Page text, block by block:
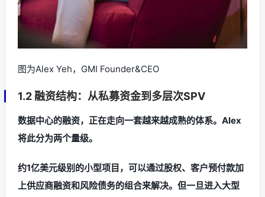
图为Alex Yeh，GMI Founder&CEO
1.2 融资结构：从私募资金到多层次SPV
数据中心的融资，正在走向一套越来越成熟的体系。Alex
将此分为两个量级。
约1亿美元级别的小型项目，可以通过股权、客户预付款加
上供应商融资和风险债务的组合来解决。但一旦进入大型